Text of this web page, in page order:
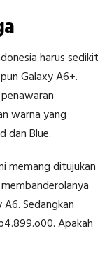
harus sedikit
Galaxy A6+.
warna yang
dan Blue.
memang ditujukan
Sedangkan
Apakah